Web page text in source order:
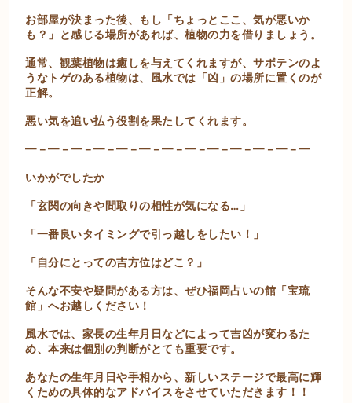
お部屋が決まった後、もし「ちょっとここ、気が悪いか
も？」と感じる場所があれば、植物の力を借りましょう。
通常、観葉植物は癒しを与えてくれますが、サボテンのよ
うなトゲのある植物は、風水では「凶」の場所に置くのが
正解。
悪い気を追い払う役割を果たしてくれます。
━－━－━－━－━－━－━－━－━－━－━－━－━
いかがでしたか
「玄関の向きや間取りの相性が気になる…」
「一番良いタイミングで引っ越しをしたい！」
「自分にとっての吉方位はどこ？」
そんな不安や疑問がある方は、ぜひ福岡占いの館「宝琉
館」へお越しください！
風水では、家長の生年月日などによって吉凶が変わるた
め、本来は個別の判断がとても重要です。
あなたの生年月日や手相から、新しいステージで最高に輝
くための具体的なアドバイスをさせていただきます！！